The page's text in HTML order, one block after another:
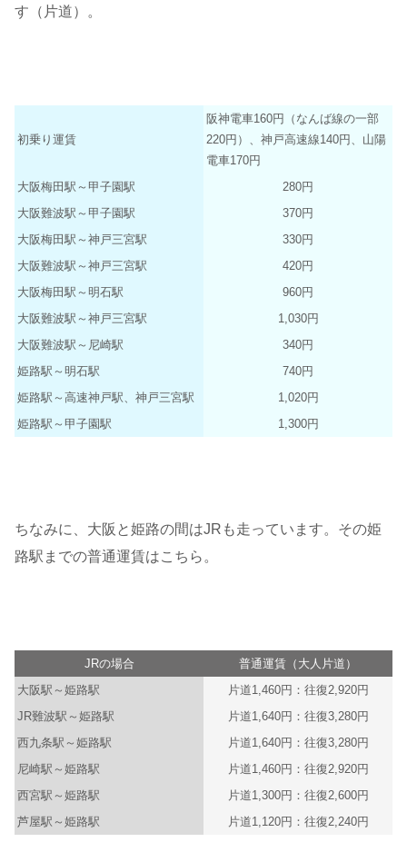
す（片道）。
初乗り運賃
阪神電車160円（なんば線の一部
220円）、神戸高速線140円、山陽
電車170円
大阪梅田駅～甲子園駅
280円
大阪難波駅～甲子園駅
370円
大阪梅田駅～神戸三宮駅
330円
大阪難波駅～神戸三宮駅
420円
大阪梅田駅～明石駅
960円
大阪難波駅～神戸三宮駅
1,030円
大阪難波駅～尼崎駅
340円
姫路駅～明石駅
740円
姫路駅～高速神戸駅、神戸三宮駅
1,020円
姫路駅～甲子園駅
1,300円
ちなみに、大阪と姫路の間はJRも走っています。その姫
路駅までの普通運賃はこちら。
JRの場合
普通運賃（大人片道）
大阪駅～姫路駅
片道1,460円：往復2,920円
JR難波駅～姫路駅
片道1,640円：往復3,280円
西九条駅～姫路駅
片道1,640円：往復3,280円
尼崎駅～姫路駅
片道1,460円：往復2,920円
西宮駅～姫路駅
片道1,300円：往復2,600円
芦屋駅～姫路駅
片道1,120円：往復2,240円